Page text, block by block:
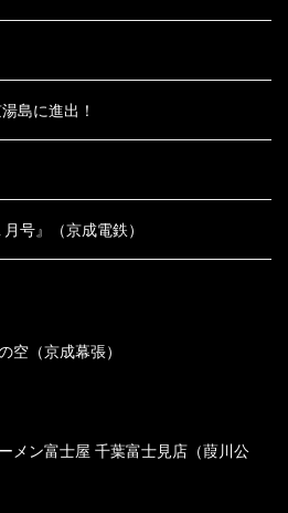
島に進出！
号』（京成電鉄）
空（京成幕張）
メン富士屋 千葉富士見店（葭川公